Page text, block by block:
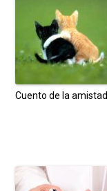
Cuento de la amistad